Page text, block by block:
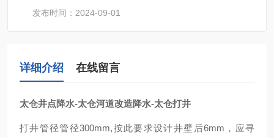
发布时间：2024-09-01
详细介绍 在线留言
太仓井点降水-太仓河道改造降水-太仓打井
打井管径管径300mm,按此要求设计井壁后6mm，应寻